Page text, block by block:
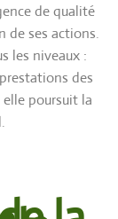
de qualité
de ses actions.
les niveaux :
des
elle poursuit la